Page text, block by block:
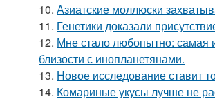
10. Азиатские моллюски
11. Генетики доказали
12. Мне стало любопытно: самая
близости с инопланетянами.
13. Новое исследование ставит
14. Комариные укусы лучше не